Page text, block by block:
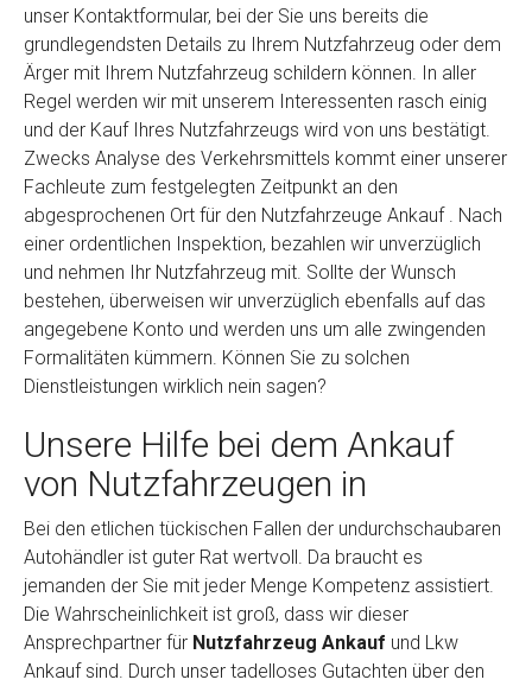
unser Kontaktformular, bei der Sie uns bereits die
grundlegendsten Details zu Ihrem Nutzfahrzeug oder dem
Ärger mit Ihrem Nutzfahrzeug schildern können. In aller
Regel werden wir mit unserem Interessenten rasch einig
und der Kauf Ihres Nutzfahrzeugs wird von uns bestätigt.
Zwecks Analyse des Verkehrsmittels kommt einer unserer
Fachleute zum festgelegten Zeitpunkt an den
abgesprochenen Ort für den Nutzfahrzeuge Ankauf . Nach
einer ordentlichen Inspektion, bezahlen wir unverzüglich
und nehmen Ihr Nutzfahrzeug mit. Sollte der Wunsch
bestehen, überweisen wir unverzüglich ebenfalls auf das
angegebene Konto und werden uns um alle zwingenden
Formalitäten kümmern. Können Sie zu solchen
Dienstleistungen wirklich nein sagen?
Unsere Hilfe bei dem Ankauf
von Nutzfahrzeugen in
Bei den etlichen tückischen Fallen der undurchschaubaren
Autohändler ist guter Rat wertvoll. Da braucht es
jemanden der Sie mit jeder Menge Kompetenz assistiert.
Die Wahrscheinlichkeit ist groß, dass wir dieser
Ansprechpartner für Nutzfahrzeug Ankauf und Lkw
Ankauf sind. Durch unser tadelloses Gutachten über den